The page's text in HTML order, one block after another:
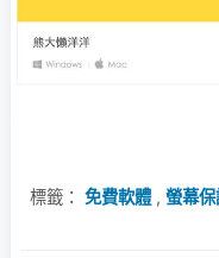
標籤： 免費軟體, 螢幕